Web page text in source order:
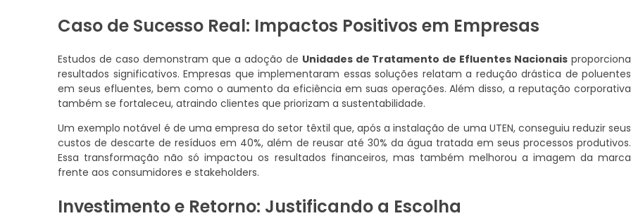
Caso de Sucesso Real: Impactos Positivos em Empresas
Estudos de caso demonstram que a adoção de Unidades de Tratamento de Efluentes Nacionais proporciona
resultados significativos. Empresas que implementaram essas soluções relatam a redução drástica de poluentes
em seus efluentes, bem como o aumento da eficiência em suas operações. Além disso, a reputação corporativa
também se fortaleceu, atraindo clientes que priorizam a sustentabilidade.
Um exemplo notável é de uma empresa do setor têxtil que, após a instalação de uma UTEN, conseguiu reduzir seus
custos de descarte de resíduos em 40%, além de reusar até 30% da água tratada em seus processos produtivos.
Essa transformação não só impactou os resultados financeiros, mas também melhorou a imagem da marca
frente aos consumidores e stakeholders.
Investimento e Retorno: Justificando a Escolha